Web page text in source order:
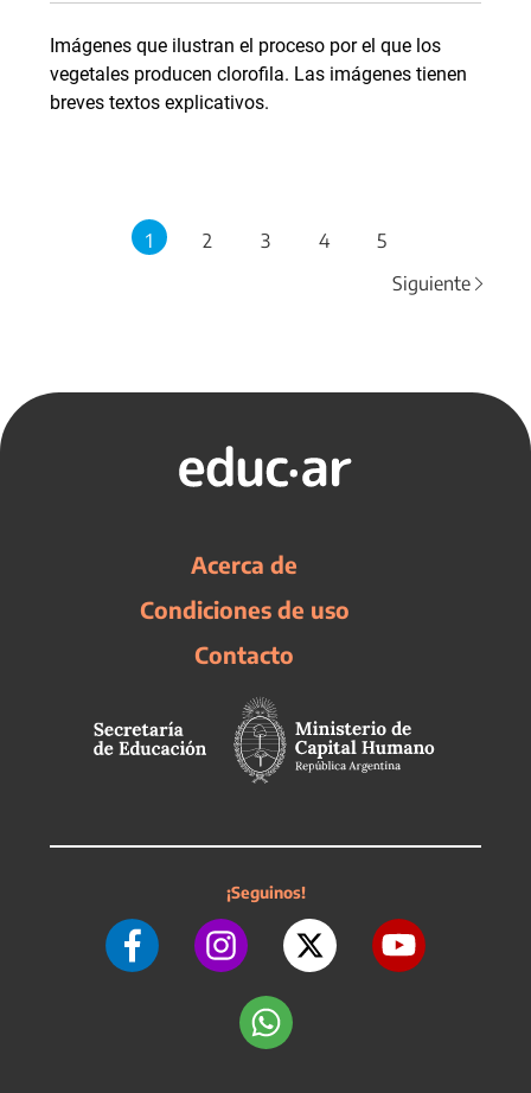
Imágenes que ilustran el proceso por el que los
vegetales producen clorofila. Las imágenes tienen
breves textos explicativos.
1 2 3 4
5
Siguiente
Acerca de
Condiciones de uso
Contacto
¡Seguinos!